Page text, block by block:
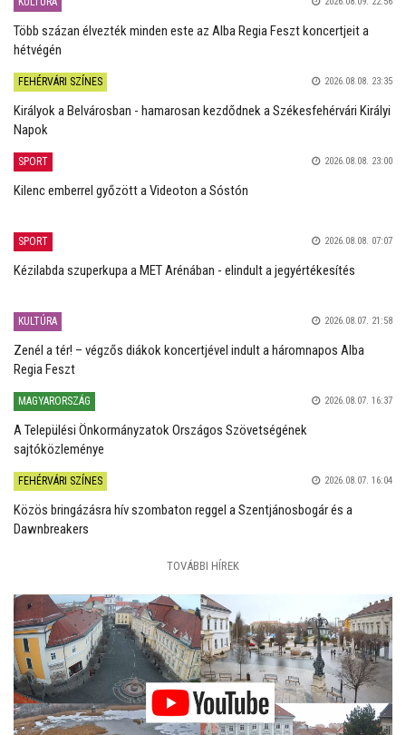
Több százan élvezték minden este az Alba Regia Feszt koncertjeit a
hétvégén
FEHÉRVÁRI SZÍNES 2026.08.08. 23:35
Királyok a Belvárosban - hamarosan kezdődnek a Székesfehérvári Királyi
Napok
SPORT 2026.08.08. 23:00
Kilenc emberrel győzött a Videoton a Sóstón
SPORT 2026.08.08. 07:07
Kézilabda szuperkupa a MET Arénában - elindult a jegyértékesítés
KULTÚRA 2026.08.07. 21:58
Zenél a tér! – végzős diákok koncertjével indult a háromnapos Alba
Regia Feszt
MAGYARORSZÁG 2026.08.07. 16:37
A Települési Önkormányzatok Országos Szövetségének
sajtóközleménye
FEHÉRVÁRI SZÍNES 2026.08.07. 16:04
Közös bringázásra hív szombaton reggel a Szentjánosbogár és a
Dawnbreakers
TOVÁBBI HÍREK